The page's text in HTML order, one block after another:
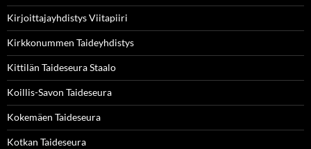
Kirjoittajayhdistys Viitapiiri
Kirkkonummen Taideyhdistys
Kittilän Taideseura Staalo
Koillis-Savon Taideseura
Kokemäen Taideseura
Kotkan Taideseura